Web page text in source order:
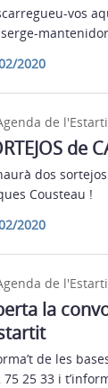
vos
mantenidor
2020
de
de
dos
Cousteau !
2020
de
la
de les
75 25 33 i